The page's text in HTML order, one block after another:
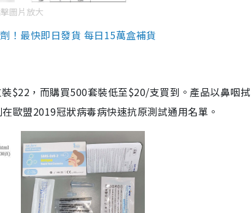
圖片放大
！最快即日發貨 每日15萬盒補貨
$22，而購買500套裝低至$20/支買到。產品以鼻咽
歐盟2019冠狀病毒病快速抗原測試通用名單。